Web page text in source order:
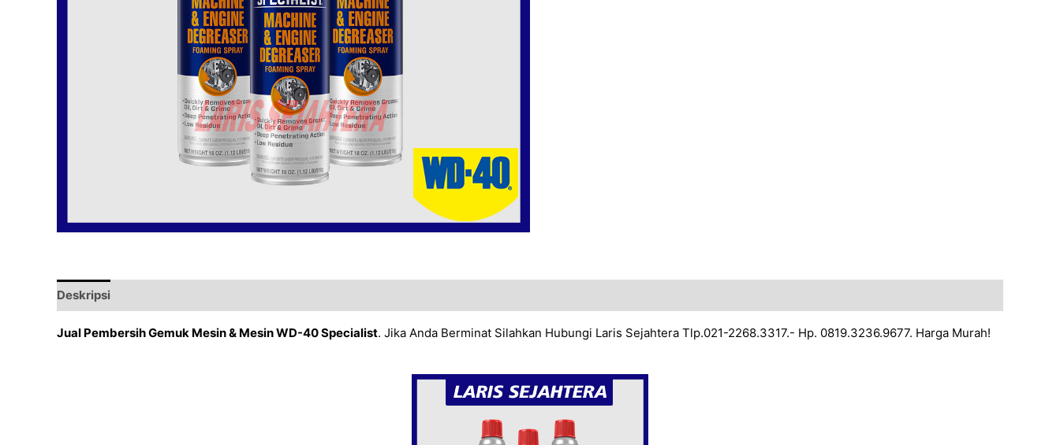
Deskripsi
Jual Pembersih Gemuk Mesin & Mesin WD-40 Specialist. Jika Anda Berminat Silahkan Hubungi Laris Sejahtera Tlp.021-2268.3317.- Hp. 0819.3236.9677. Harga Murah!